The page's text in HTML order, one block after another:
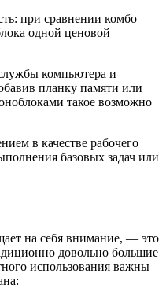
при сравнении комбо
одной ценовой
компьютера и
планку памяти или
такое возможно
в качестве рабочего
базовых задач или
на себя внимание, — это
довольно большие
использования важны